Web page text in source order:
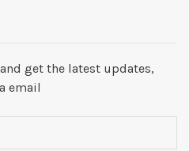
get the latest updates,
email